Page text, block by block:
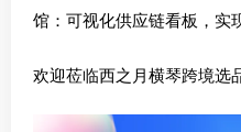
馆：可视化供应链看板，实
欢迎莅临西之月横琴跨境选